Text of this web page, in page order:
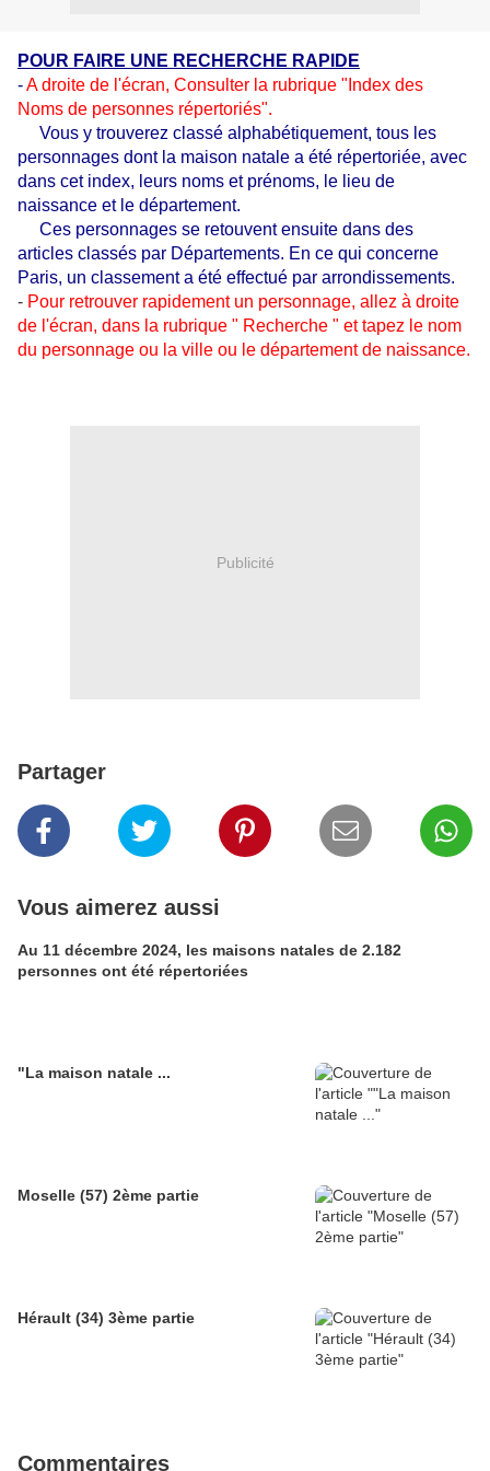
POUR FAIRE UNE RECHERCHE RAPIDE
-A droite de l'écran, Consulter la rubrique "Index des
Noms de personnes répertoriés".
Vous y trouverez classé alphabétiquement, tous les
personnages dont la maison natale a été répertoriée, avec
dans cet index, leurs noms et prénoms, le lieu de
naissance et le département.
Ces personnages se retouvent ensuite dans des
articles classés par Départements. En ce qui concerne
Paris, un classement a été effectué par arrondissements.
- Pour retrouver rapidement un personnage, allez à droite
de l'écran, dans la rubrique " Recherche " et tapez le nom
du personnage ou la ville ou le département de naissance.
Publicité
Partager
Vous aimerez aussi
Au 11 décembre 2024, les maisons natales de 2.182
personnes ont été répertoriées
"La maison natale ...
Moselle (57) 2ème partie
Hérault (34) 3ème partie
Commentaires